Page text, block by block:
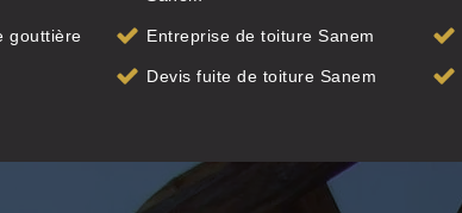
gouttière
Entreprise de toiture Sanem
Devis fuite de toiture Sanem